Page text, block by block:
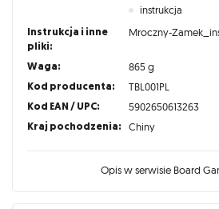
instrukcja
Instrukcja i inne
pliki:
Mroczny-
Waga: 865 g
Kod producenta: TBL001PL
Kod EAN / UPC: 5902650613263
Kraj pochodzenia: Chiny
Opis w serwisie Board